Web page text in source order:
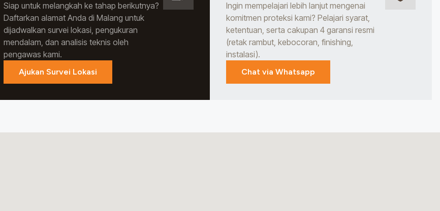
Siap untuk melangkah ke tahap berikutnya?
Daftarkan alamat Anda di Malang untuk
dijadwalkan survei lokasi, pengukuran
mendalam, dan analisis teknis oleh
pengawas kami.
Ajukan Survei Lokasi
Ingin mempelajari lebih lanjut mengenai
komitmen proteksi kami? Pelajari syarat,
ketentuan, serta cakupan 4 garansi resmi
(retak rambut, kebocoran, finishing,
instalasi).
Chat via Whatsapp